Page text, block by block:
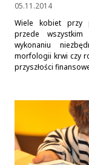
05.11.2014
Wiele kobiet przy
przede wszystkim
wykonaniu
morfologii krwi czy
przyszłości